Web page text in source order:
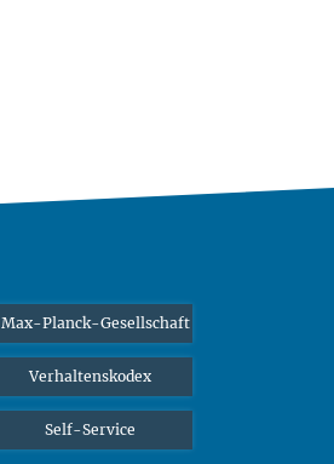
Max-Planck-Gesellschaft
Verhaltenskodex
Self-Service